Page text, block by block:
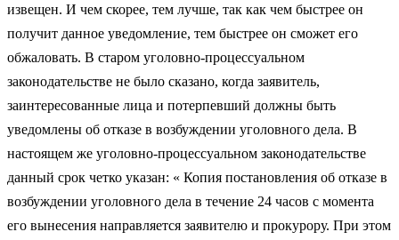
извещен. И чем скорее, тем лучше, так как чем быстрее он
получит данное уведомление, тем быстрее он сможет его
обжаловать. В старом уголовно-процессуальном
законодательстве не было сказано, когда заявитель,
заинтересованные лица и потерпевший должны быть
уведомлены об отказе в возбуждении уголовного дела. В
настоящем же уголовно-процессуальном законодательстве
данный срок четко указан: « Копия постановления об отказе в
возбуждении уголовного дела в течение 24 часов с момента
его вынесения направляется заявителю и прокурору. При этом